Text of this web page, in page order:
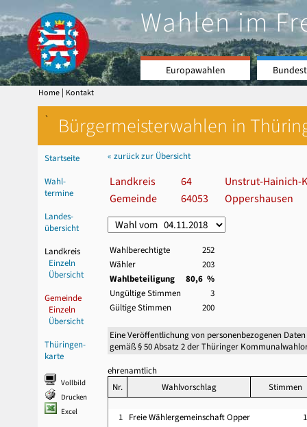
Wahlen im
Europawahlen
Home | Kontakt
` Bürgermeisterwahlen in
Startseite
Wahl-
termine
Landes-
übersicht
Landkreis
Einzeln
Übersicht
Gemeinde
Einzeln
Übersicht
Thüringen-
karte
Vollbild
Drucken
Excel
« zurück zur Übersicht
Landkreis 64
Unstrut-Hainich-
Gemeinde
64053 Oppershausen
Wahlberechtigte
252
Wähler
203
Wahlbeteiligung
80,6 %
Ungültige Stimmen
3
Gültige Stimmen
200
Eine Veröffentlichung von personenbezogenen
gemäß § 50 Absatz 2 der Thüringer
ehrenamtlich
Nr.
Wahlvorschlag Stimmen
1 Freie Wählergemeinschaft Opper